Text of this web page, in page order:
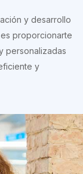
y desarrollo
proporcionarte
personalizadas
y